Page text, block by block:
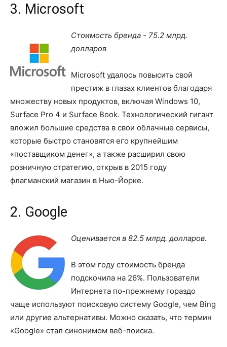
3. Microsoft
Стоимость бренда - 75.2 млрд.
долларов
Microsoft удалось повысить свой
престиж в глазах клиентов благодаря
множеству новых продуктов, включая Windows 10,
Surface Pro 4 и Surface Book. Технологический гигант
вложил большие средства в свои облачные сервисы,
которые быстро становятся его крупнейшим
«поставщиком денег», а также расширил свою
розничную стратегию, открыв в 2015 году
флагманский магазин в Нью-Йорке.
2. Google
Оценивается в 82.5 млрд. долларов.
В этом году стоимость бренда
подскочила на 26%. Пользователи
Интернета по-прежнему гораздо
чаще используют поисковую систему Google, чем Bing
или другие альтернативы. Можно сказать, что термин
«Google» стал синонимом веб-поиска.